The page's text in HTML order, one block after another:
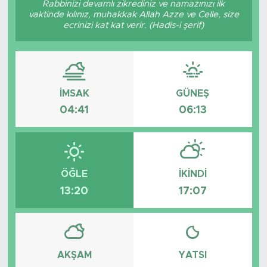
Rabbinizi devamlı zikrediniz ve namazınızı ilk
vaktinde kılınız, muhakkak Allah Azze ve Celle, size
ecrinizi kat kat verir. (Hadis-i şerif)
İMSAK
04:41
GÜNEŞ
06:13
ÖĞLE
13:20
İKINDI
17:07
AKŞAM YATSI
BİLİM-TEKNOLOJİ
RÖPÖRTAJ
ANALİZ
NOSTALJİ
YAZARLAR
POLİTİKA